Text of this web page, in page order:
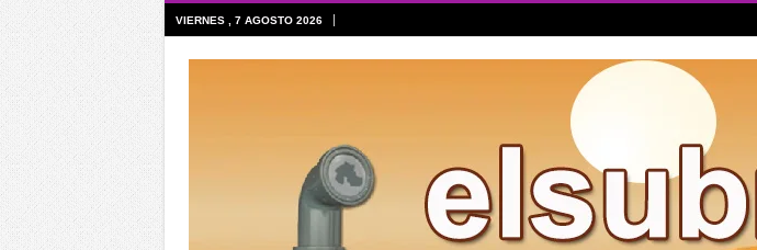
VIERNES , 7 AGOSTO 2026